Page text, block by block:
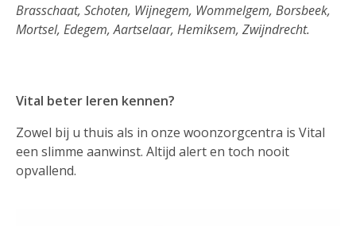
Brasschaat, Schoten, Wijnegem, Wommelgem, Borsbeek,
Mortsel, Edegem, Aartselaar, Hemiksem, Zwijndrecht.
Vital beter leren kennen?
Zowel bij u thuis als in onze woonzorgcentra is Vital
een slimme aanwinst. Altijd alert en toch nooit
opvallend.